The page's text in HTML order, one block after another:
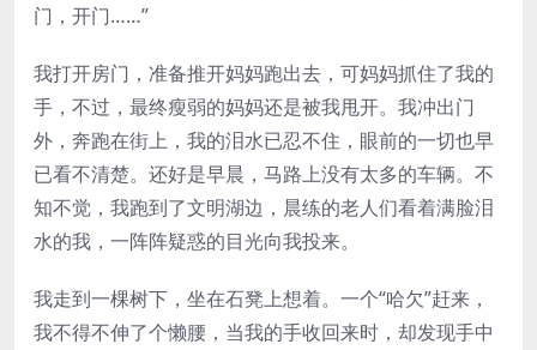
门，开门……”
我打开房门，准备推开妈妈跑出去，可妈妈抓住了我的
手，不过，最终瘦弱的妈妈还是被我甩开。我冲出门
外，奔跑在街上，我的泪水已忍不住，眼前的一切也早
已看不清楚。还好是早晨，马路上没有太多的车辆。不
知不觉，我跑到了文明湖边，晨练的老人们看着满脸泪
水的我，一阵阵疑惑的目光向我投来。
我走到一棵树下，坐在石凳上想着。一个“哈欠”赶来，
我不得不伸了个懒腰，当我的手收回来时，却发现手中